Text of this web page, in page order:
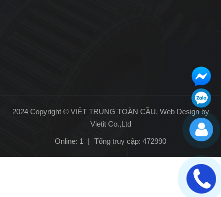
2024 Copyright © VIỆT TRUNG TOÀN CẦU. Web Design by
Vietit Co.,Ltd
Online: 1 | Tổng truy cập: 472990